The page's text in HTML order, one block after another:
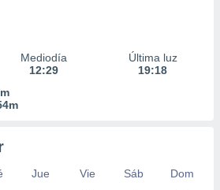
Mediodía
12:29
Última luz
19:18
Jue Vie Sáb
Dom